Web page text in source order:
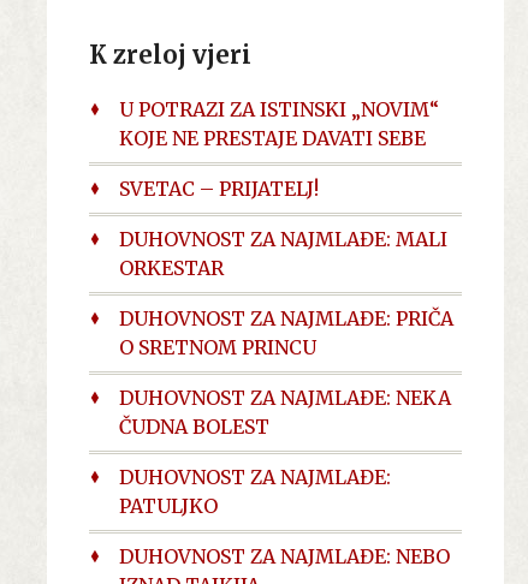
K zreloj vjeri
U POTRAZI ZA ISTINSKI „NOVIM“
KOJE NE PRESTAJE DAVATI SEBE
SVETAC – PRIJATELJ!
DUHOVNOST ZA NAJMLAĐE: MALI
ORKESTAR
DUHOVNOST ZA NAJMLAĐE: PRIČA
O SRETNOM PRINCU
DUHOVNOST ZA NAJMLAĐE: NEKA
ČUDNA BOLEST
DUHOVNOST ZA NAJMLAĐE:
PATULJKO
DUHOVNOST ZA NAJMLAĐE: NEBO